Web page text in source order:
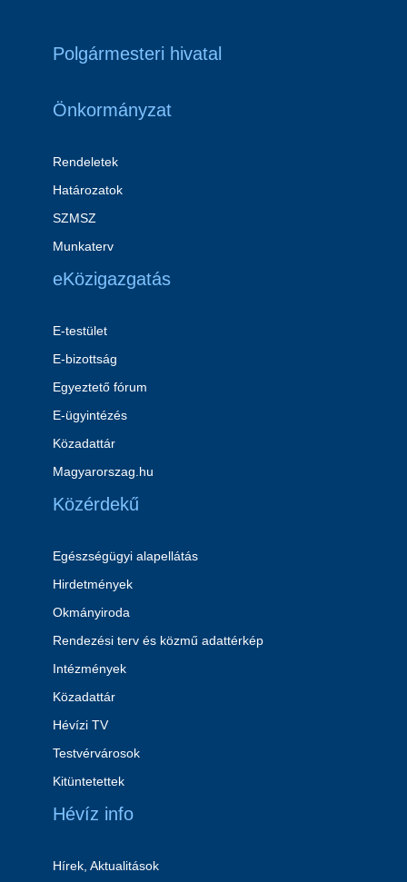
Polgármesteri hivatal
Önkormányzat
Rendeletek
Határozatok
SZMSZ
Munkaterv
eKözigazgatás
E-testület
E-bizottság
Egyeztető fórum
E-ügyintézés
Közadattár
Magyarorszag.hu
Közérdekű
Egészségügyi alapellátás
Hirdetmények
Okmányiroda
Rendezési terv és közmű adattérkép
Intézmények
Közadattár
Hévízi TV
Testvérvárosok
Kitüntetettek
Hévíz info
Hírek, Aktualitások